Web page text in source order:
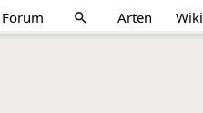
Forum search Arten Wiki